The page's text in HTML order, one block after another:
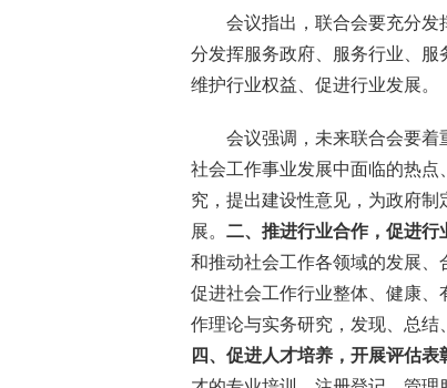
会议指出，联合会要充分
分发挥服务政府、服务行业、服
维护行业权益、促进行业发展。
会议强调，未来联合会要着
社会工作事业发展中面临的热
究，提出建设性意见，为政府
展。 二、推进行业合作，促进行
和推动社会工作各领域的发展、
促进社会工作行业整体、健康、
作理论与实务研究，发现、总结
四、促进人才培养，开展评估表